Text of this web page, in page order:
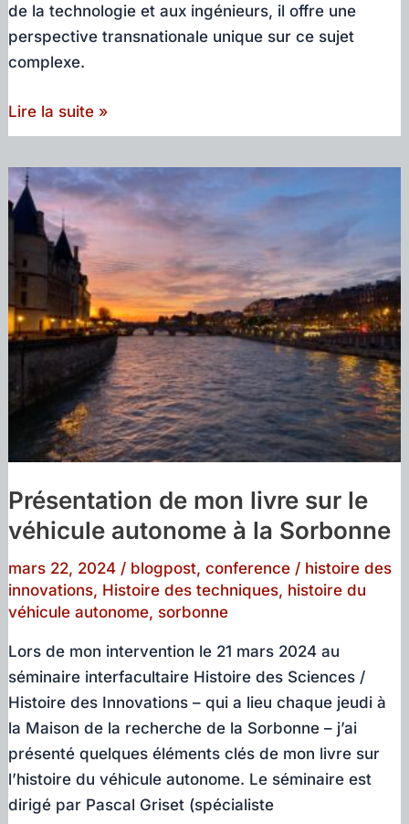
de la technologie et aux ingénieurs, il offre une
perspective transnationale unique sur ce sujet
complexe.
Mon
livre
l’histoire
du
véhicule
autonome
est
dispo
en
couverture
souple!
Lire la suite »
Présentation de mon livre sur le
véhicule autonome à la Sorbonne
mars 22, 2024 / blogpost,conference / histoire des
innovations, Histoire des techniques, histoire du
véhicule autonome, sorbonne
Lors de mon intervention le 21 mars 2024 au
séminaire interfacultaire Histoire des Sciences /
Histoire des Innovations – qui a lieu chaque jeudi à
la Maison de la recherche de la Sorbonne – j’ai
présenté quelques éléments clés de mon livre sur
l’histoire du véhicule autonome. Le séminaire est
dirigé par Pascal Griset (spécialiste